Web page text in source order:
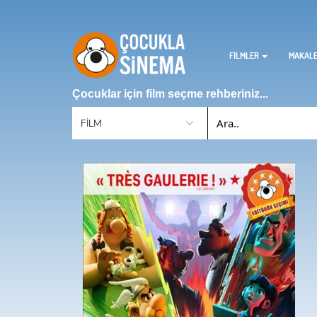
FİLMLER
Çocuklar için film seçme rehberiniz...